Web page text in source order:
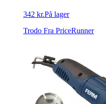
342 kr.På lager
Trodo Fra PriceRunner